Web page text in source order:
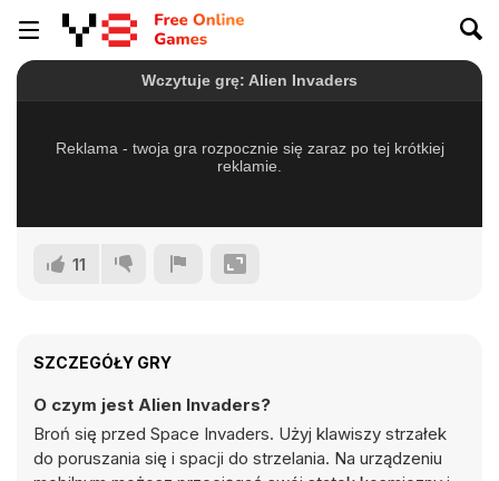
11
SZCZEGÓŁY GRY
O czym jest Alien Invaders?
Broń się przed Space Invaders. Użyj klawiszy strzałek
do poruszania się i spacji do strzelania. Na urządzeniu